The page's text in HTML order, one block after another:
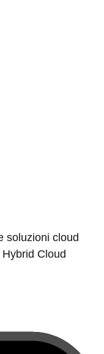
soluzioni cloud
Cloud